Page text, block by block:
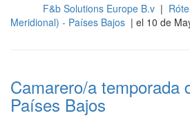
F&b Solutions Europe B.v |
Meridional) - Países Bajos | el 10 de
Camarero/a temporada
Países Bajos